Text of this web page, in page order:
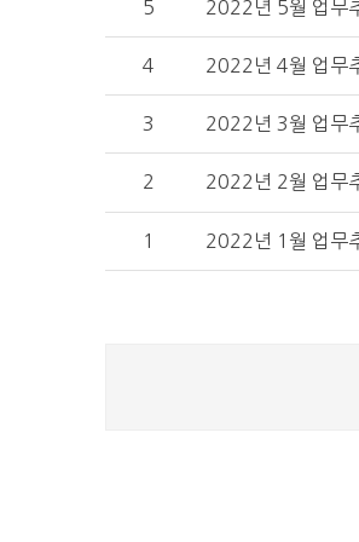
5 2022년 5월 업무
4 2022년 4월 업무
3 2022년 3월 업무
2 2022년 2월 업무
1 2022년 1월 업무